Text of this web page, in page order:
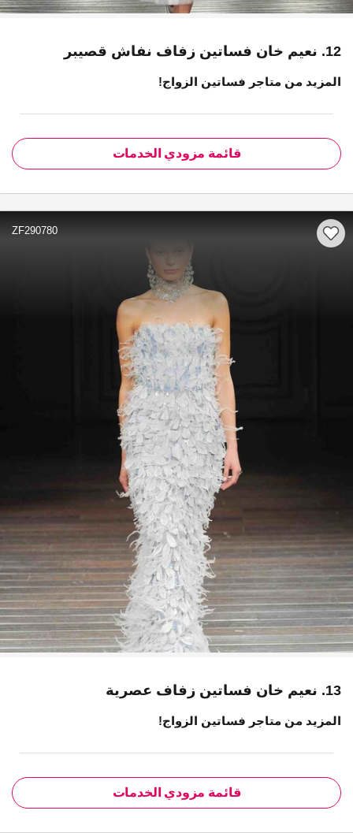
12. نعيم خان فساتين زفاف نفاش قصيبر
المزيد من متاجر فساتين الزواج!
قائمة مزودي الخدمات
ZF290780
13. نعيم خان فساتين زفاف عصرية
المزيد من متاجر فساتين الزواج!
قائمة مزودي الخدمات